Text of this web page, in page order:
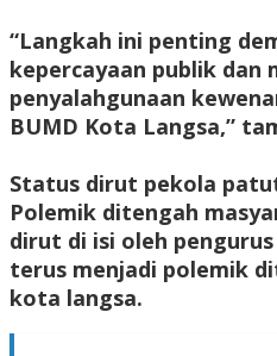
‎“Langkah ini penting
kepercayaan publik dan
penyalahgunaan
BUMD Kota Langsa,”
‎Status dirut pekola
Polemik ditengah
dirut di isi oleh
terus menjadi polemik
kota langsa.